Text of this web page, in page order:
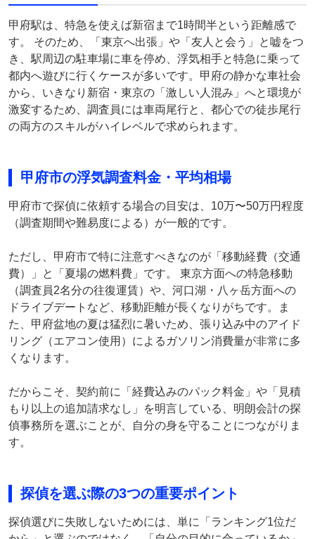
甲府駅は、特急を使えば新宿まで1時間半という距離感で
す。 そのため、「東京へ出張」や「友人と会う」と嘘をつ
き、駅周辺の駐車場に車を停め、浮気相手と特急に乗って
都内へ遊びに行くケースが多いです。甲府の静かな車社会
から、いきなり新宿・東京の「激しい人混み」へと環境が
激変するため、調査員には車両尾行と、都心での徒歩尾行
の両方のスキルがハイレベルで求められます。
甲府市の浮気調査料金・平均相場
甲府市で探偵に依頼する場合の目安は、10万〜50万円程度
（調査期間や難易度による）が一般的です。
ただし、甲府市で特に注意すべきなのが「移動経費（交通
費）」と「夏場の燃料費」です。 東京方面への特急移動
（調査員2名分の往復運賃）や、河口湖・八ヶ岳方面への
ドライブデートなど、移動距離が長くなりがちです。ま
た、甲府盆地の夏は猛烈に暑いため、張り込み中のアイド
リング（エアコン使用）によるガソリン消費量が非常に多
くなります。
だからこそ、契約前に「経費込みのパック料金」や「見積
もり以上の追加請求なし」を明言している、明朗会計の探
偵事務所を選ぶことが、自分の身を守ることにつながりま
す。
探偵を選ぶ際の3つの重要ポイント
探偵選びに失敗しないためには、単に「ランキング1位だ